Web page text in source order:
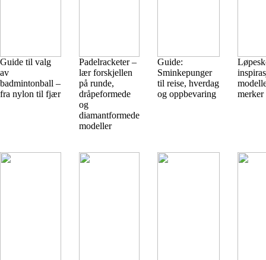
Guide til valg
av
badmintonball –
fra nylon til fjær
Padelracketer –
lær forskjellen
på runde,
dråpeformede
og
diamantformede
modeller
Guide:
Sminkepunger
til reise, hverdag
og oppbevaring
merker